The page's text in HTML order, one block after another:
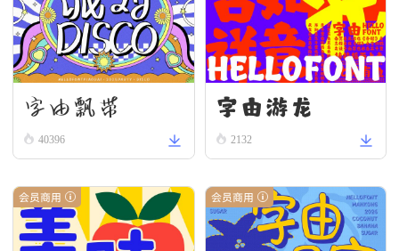
字由飘带
40396
字由游龙
2132
会员商用 会员商用